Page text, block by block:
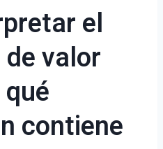
el
valor
contiene